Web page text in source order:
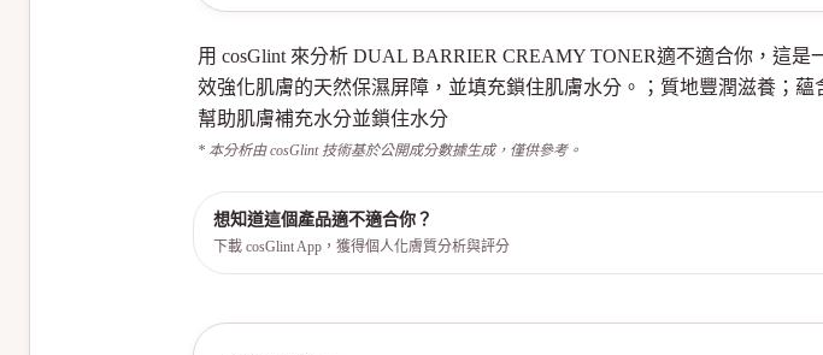
用 cosGlint 來分析 DUAL BARRIER CREAMY TONER適不適合你，這
效強化肌膚的天然保濕屏障，並填充鎖住肌膚水分。；質地豐潤滋養；
幫助肌膚補充水分並鎖住水分
* 本分析由 cosGlint 技術基於公開成分數據生成，僅供參考。
想知道這個產品適不適合你？
下載 cosGlint App，獲得個人化膚質分析與評分